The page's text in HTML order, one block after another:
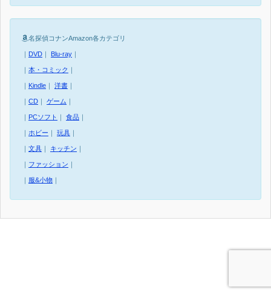
名探偵コナンAmazon各カテゴリ
｜ DVD ｜ Blu-ray ｜
｜ 本・コミック ｜
｜ Kindle ｜ 洋書 ｜
｜ CD ｜ ゲーム ｜
｜ PCソフト ｜ 食品 ｜
｜ ホビー ｜ 玩具 ｜
｜ 文具 ｜ キッチン ｜
｜ ファッション ｜
｜ 服&小物 ｜